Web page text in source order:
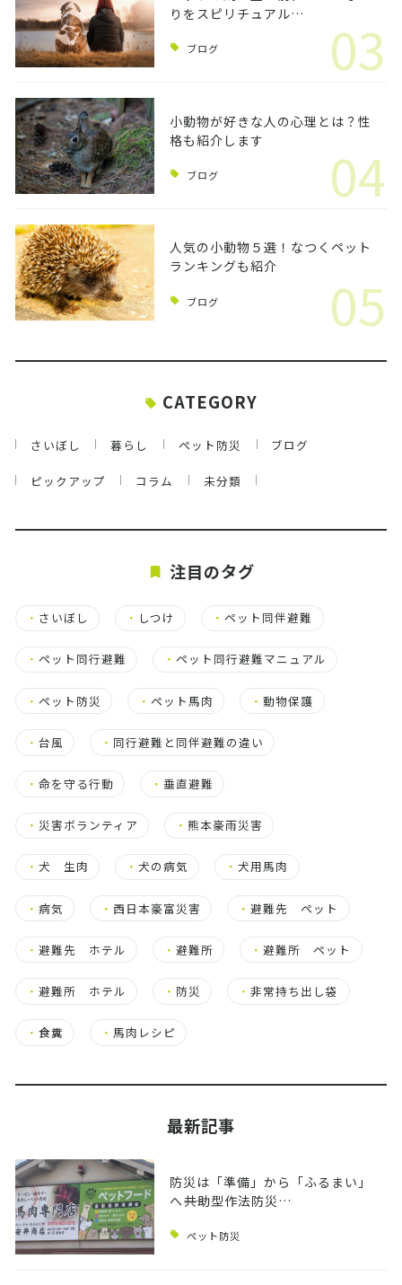
りをスピリチュアル…
ブログ 03
小動物が好きな人の心理とは？性
格も紹介します
ブログ 04
人気の小動物５選！なつくペット
ランキングも紹介
ブログ 05
CATEGORY
さいぼし 暮らし ペット防災 ブログ
ピックアップ コラム 未分類
注目のタグ
・ さいぼし ・ しつけ ・ペット同伴避難
・ ペット同行避難 ・ペット同行避難マニュアル
・ ペット防災 ・ペット馬肉 ・動物保護
・ 台風 ・ 同行避難と同伴避難の違い
・ 命を守る行動 ・垂直避難
・ 災害ボランティア ・熊本豪雨災害
・ 犬 生肉 ・犬の病気 ・犬用馬肉
・ 病気 ・ 西日本豪富災害 ・避難先 ペット
・ 避難先 ホテル ・避難所 ・避難所 ペット
・ 避難所 ホテル ・ 防災 ・非常持ち出し袋
・ 食糞 ・ 馬肉レシピ
最新記事
防災は「準備」から「ふるまい」
へ――共助型作法防災…
ペット防災